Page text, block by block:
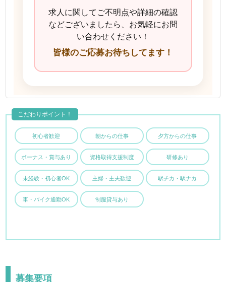
求人に関してご不明点や詳細の確認
などございましたら、お気軽にお問
い合わせください！
皆様のご応募お待ちしてます！
初心者歓迎 朝からの仕事 夕方からの仕事
ボーナス・賞与あり 資格取得支援制度 研修あり
未経験・初心者OK 主婦・主夫歓迎 駅チカ・駅ナカ
車・バイク通勤OK 制服貸与あり
こだわりポイント！
募集要項